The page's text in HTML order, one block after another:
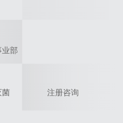
部
注册咨询